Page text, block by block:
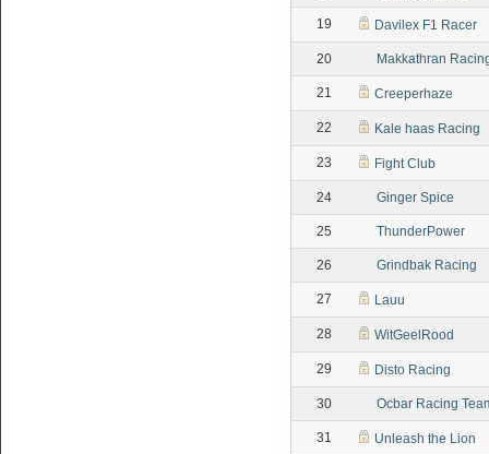
19 Davilex F1 Racer
20 Makkathran
21 Creeperhaze
22 Kale haas Racing
23 Fight Club
24 Ginger Spice
25 ThunderPower
26 Grindbak Racing
27 Lauu
28 WitGeelRood
29 Disto Racing
30 Ocbar Racing
31 Unleash the Lion